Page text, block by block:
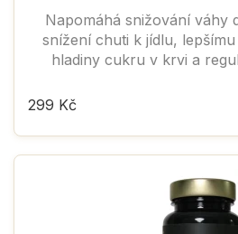
Napomáhá snižování váhy
snížení chuti k jídlu,
hladiny cukru v krvi a
299 Kč